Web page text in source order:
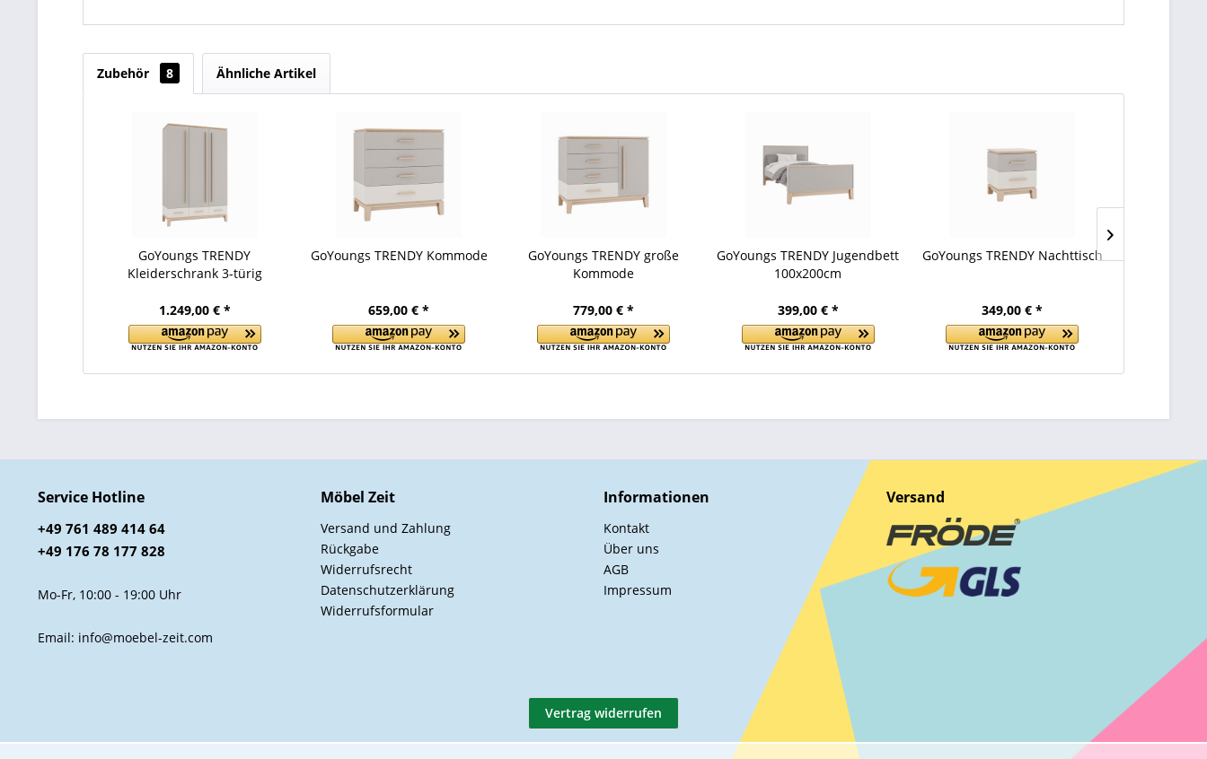
Zubehör 8 Ähnliche Artikel
GoYoungs TRENDY
Kleiderschrank 3-türig
1.249,00 € *
GoYoungs TRENDY Kommode
659,00 € *
GoYoungs TRENDY große
Kommode
779,00 € *
GoYoungs TRENDY Jugendbett
100x200cm
399,00 € *
GoYoungs TRENDY Nachttisch
349,00 € *
Service Hotline
+49 761 489 414 64
+49 176 78 177 828
Mo-Fr, 10:00 - 19:00 Uhr
Email: info@moebel-zeit.com
Möbel Zeit
Versand und Zahlung
Rückgabe
Widerrufsrecht
Datenschutzerklärung
Widerrufsformular
Informationen
Kontakt
Über uns
AGB
Impressum
Versand
Vertrag widerrufen